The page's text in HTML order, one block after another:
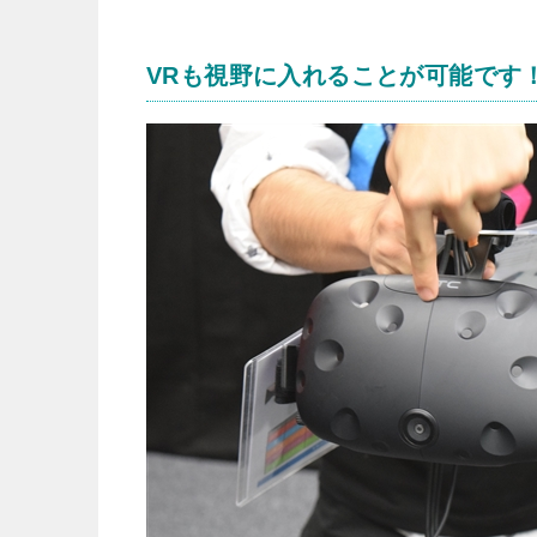
VRも視野に入れることが可能です